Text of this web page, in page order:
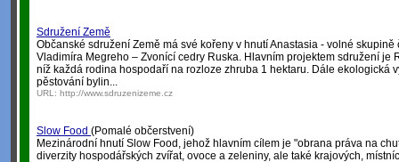
Sdružení Země
Občanské sdružení Země má své kořeny v hnutí Anastasia - volné
Vladimíra Megreho – Zvonící cedry Ruska. Hlavním projektem sdružení je
níž každá rodina hospodaří na rozloze zhruba 1 hektaru. Dále ekologická
pěstování bylin...
URL: http://www.sdruzenizeme.cz
Slow Food (Pomalé občerstvení)
Mezinárodní hnutí Slow Food, jehož hlavním cílem je "obrana práva na
diverzity hospodářských zvířat, ovoce a zeleniny, ale také krajových,